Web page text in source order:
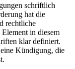
schriftlich
hat die
rechtliche
in diesem
klar definiert.
eine Kündigung, die